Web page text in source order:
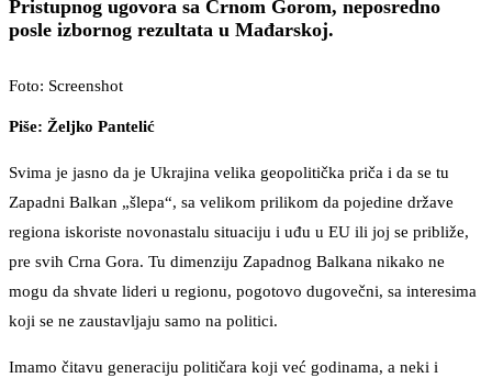
Pristupnog ugovora sa Crnom Gorom, neposredno
posle izbornog rezultata u Mađarskoj.
Foto: Screenshot
Piše: Željko Pantelić
Svima je jasno da je Ukrajina velika geopolitička priča i da se tu
Zapadni Balkan „šlepa“, sa velikom prilikom da pojedine države
regiona iskoriste novonastalu situaciju i uđu u EU ili joj se približe,
pre svih Crna Gora. Tu dimenziju Zapadnog Balkana nikako ne
mogu da shvate lideri u regionu, pogotovo dugovečni, sa interesima
koji se ne zaustavljaju samo na politici.
Imamo čitavu generaciju političara koji već godinama, a neki i